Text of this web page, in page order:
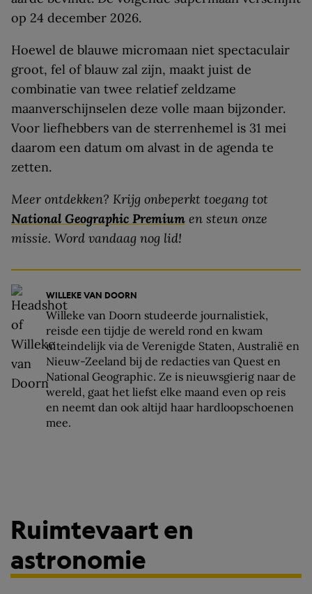
op 24 december 2026.
Hoewel de blauwe micromaan niet spectaculair
groot, fel of blauw zal zijn, maakt juist de
combinatie van twee relatief zeldzame
maanverschijnselen deze volle maan bijzonder.
Voor liefhebbers van de sterrenhemel is 31 mei
daarom een datum om alvast in de agenda te
zetten.
Meer ontdekken? Krijg onbeperkt toegang tot
National Geographic Premium en steun onze
missie. Word vandaag nog lid!
WILLEKE VAN DOORN
Willeke van Doorn studeerde journalistiek,
reisde een tijdje de wereld rond en kwam
uiteindelijk via de Verenigde Staten, Australië en
Nieuw-Zeeland bij de redacties van Quest en
National Geographic. Ze is nieuwsgierig naar de
wereld, gaat het liefst elke maand even op reis
en neemt dan ook altijd haar hardloopschoenen
mee.
Ruimtevaart en
astronomie